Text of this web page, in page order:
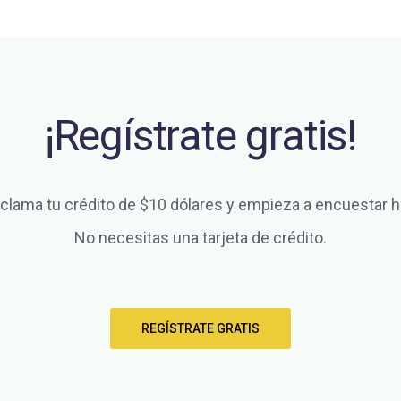
¡Regístrate gratis!
tu crédito de $10 dólares y empieza a encuestar
No necesitas una tarjeta de crédito.
REGÍSTRATE GRATIS